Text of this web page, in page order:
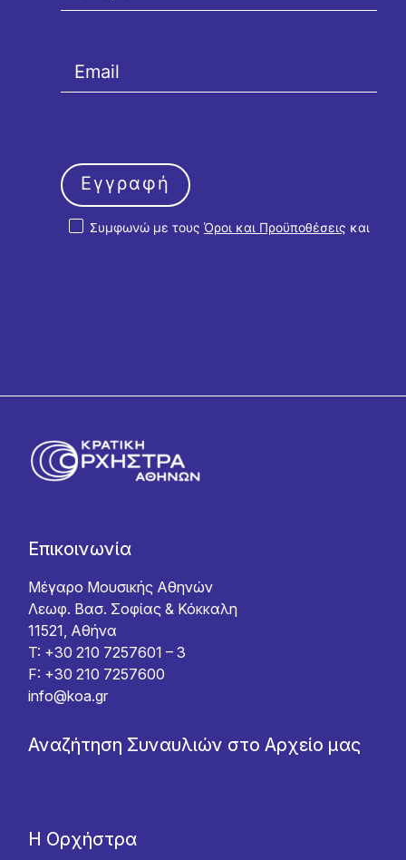
Συμφωνώ με τους Όροι και Προϋποθέσεις και
Εγγραφή
Επικοινωνία
Μέγαρο Μουσικής Αθηνών
Λεωφ. Βασ. Σοφίας & Κόκκαλη
11521, Αθήνα
T: +30 210 7257601 – 3
F: +30 210 7257600
info@koa.gr
Αναζήτηση Συναυλιών στο Αρχείο μας
Η Ορχήστρα